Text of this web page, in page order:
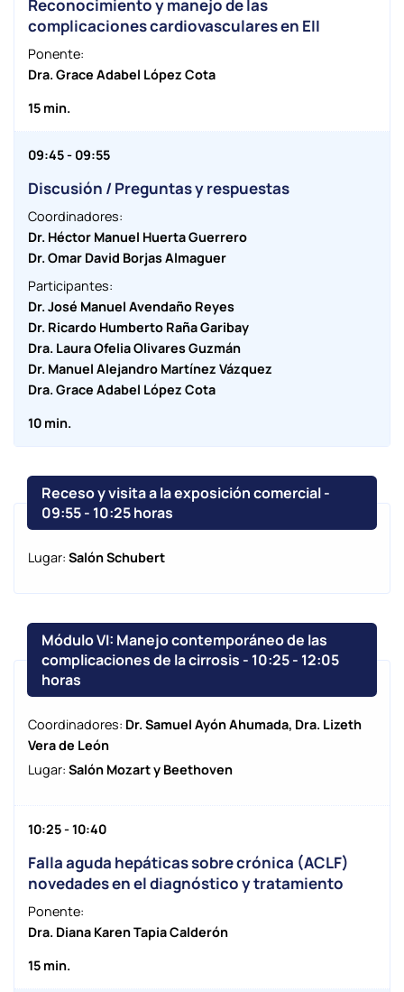
Reconocimiento y manejo de las
complicaciones cardiovasculares en EII
Ponente:
Dra. Grace Adabel López Cota
15 min.
09:45 - 09:55
Discusión / Preguntas y respuestas
Coordinadores:
Dr. Héctor Manuel Huerta Guerrero
Dr. Omar David Borjas Almaguer
Participantes:
Dr. José Manuel Avendaño Reyes
Dr. Ricardo Humberto Raña Garibay
Dra. Laura Ofelia Olivares Guzmán
Dr. Manuel Alejandro Martínez Vázquez
Dra. Grace Adabel López Cota
10 min.
Receso y visita a la exposición comercial -
09:55- 10:25 horas
Lugar: Salón Schubert
Módulo VI: Manejo contemporáneo de las
complicaciones de la cirrosis - 10:25- 12:05
horas
Coordinadores: Dr. Samuel Ayón Ahumada, Dra. Lizeth
Vera de León
Lugar: Salón Mozart y Beethoven
10:25 - 10:40
Falla aguda hepáticas sobre crónica (ACLF)
novedades en el diagnóstico y tratamiento
Ponente:
Dra. Diana Karen Tapia Calderón
15 min.